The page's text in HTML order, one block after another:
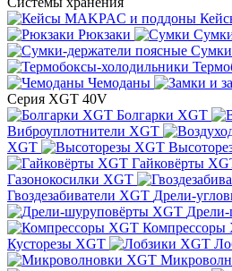
Рюкзаки
Чемоданы
Серия XGT 40V
Болгарки XGT
Виброуплотнители XGT
XGT
Гайковёрты
Газонокосилки XGT
Гвоздезабиватели XGT Дрели-
Компрессоры
Кусторезы XGT